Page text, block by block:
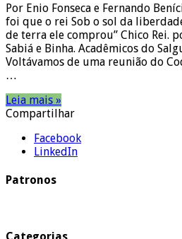
Por Enio Fonseca e Fernando
foi que o rei Sob o sol da
de terra ele comprou” Chico Rei.
Sabiá e Binha. Acadêmicos do
Voltávamos de uma reunião do
…
Leia mais »
Compartilhar
Facebook
LinkedIn
Patronos